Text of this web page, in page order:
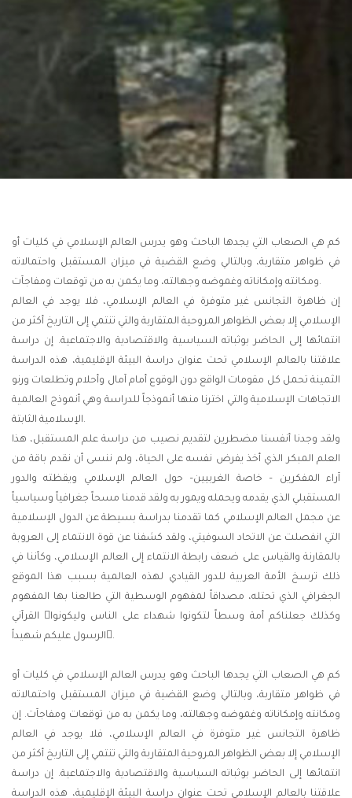
كم هي الصعاب التي يجدها الباحث وهو يدرس العالم الإسلامي في كليات أو
في ظواهر متقاربة، وبالتالي وضع القضية في ميزان المستقبل واحتمالاته
ومكانته وإمكاناته وغموضه وجهالته، وما يكمن به من توقعات ومفاجآت.
إن ظاهرة التجانس غير متوفرة في العالم الإسلامي، فلا يوجد في العالم
الإسلامي إلا بعض الظواهر المروحية المتقاربة والتي تنتمي إلى التاريخ أكثر من
انتمائها إلى الحاضر بوثباته السياسية والاقتصادية والاجتماعية. إن دراسة
علاقتنا بالعالم الإسلامي تحت عنوان دراسة البيئة الإقليمية، هذه الدراسة
الثمينة تحمل كل مقومات الواقع دون الوقوع أمام آمال وأحلام وتطلعات ورنو
الاتجاهات الإسلامية والتي اخترنا منها أنموذجاً للدراسة وهي أنموذج العالمية
الإسلامية الثابتة.
ولقد وجدنا أنفسنا مضطرين لتقديم نصيب من دراسة علم المستقبل، هذا
العلم المبكر الذي أخذ يفرض نفسه على الحياة، ولم ننسى أن نقدم باقة من
آراء المفكرين – خاصة الغربيين– حول العالم الإسلامي ويقظته والدور
المستقبلي الذي يقدمه ويحمله ويمور به ولقد قدمنا مسحاً جغرافياً وسياسياً
عن مجمل العالم الإسلامي كما تقدمنا بدراسة بسيطة عن الدول الإسلامية
التي انفصلت عن الاتحاد السوفيتي، ولقد كشفنا عن قوة الانتماء إلى العروبة
بالمقارنة والقياس على ضعف رابطة الانتماء إلى العالم الإسلامي، وكأننا في
ذلك ترسخ الأمة العربية للدور القيادي لهذه العالمية بسبب هذا الموقع
الجغرافي الذي تحتله، مصداقاً لمفهوم الوسطية التي طالعنا بها المفهوم
القرآني وكذلك جعلناكم أمة وسطاً لتكونوا شهداء على الناس وليكونوا
الرسول عليكم شهيداً.
كم هي الصعاب التي يجدها الباحث وهو يدرس العالم الإسلامي في كليات أو
في ظواهر متقاربة، وبالتالي وضع القضية في ميزان المستقبل واحتمالاته
ومكانته وإمكاناته وغموضه وجهالته، وما يكمن به من توقعات ومفاجآت. إن
ظاهرة التجانس غير متوفرة في العالم الإسلامي، فلا يوجد في العالم
الإسلامي إلا بعض الظواهر المروحية المتقاربة والتي تنتمي إلى التاريخ أكثر من
انتمائها إلى الحاضر بوثباته السياسية والاقتصادية والاجتماعية. إن دراسة
علاقتنا بالعالم الإسلامي تحت عنوان دراسة البيئة الإقليمية، هذه الدراسة